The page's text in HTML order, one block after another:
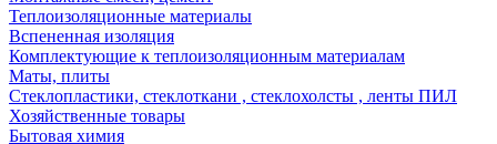
Теплоизоляционные материалы
Вспененная изоляция
Комплектующие к теплоизоляционным материалам
Маты, плиты
Стеклопластики, стеклоткани , стеклохолсты , ленты ПИЛ
Хозяйственные товары
Бытовая химия